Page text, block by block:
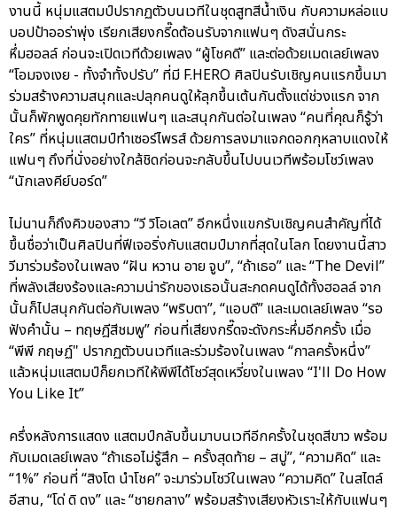
งานนี้ หนุ่มแสตมป์ปรากฏตัวบนเวทีในชุดสูทสีน้ำเงิน กับความหล่อแบ
บอปป้าออร่าพุ่ง เรียกเสียงกรี๊ดต้อนรับจากแฟนๆ ดังสนั่นกระ
หึ่มฮอลล์ ก่อนจะเปิดเวทีด้วยเพลง “ผู้โชคดี” และต่อด้วยเมดเลย์เพลง
“โอมจงเงย - ทั้งจำทั้งปรับ” ที่มี F.HERO ศิลปินรับเชิญคนแรกขึ้นมา
ร่วมสร้างความสนุกและปลุกคนดูให้ลุกขึ้นเต้นกันตั้งแต่ช่วงแรก จาก
นั้นก็พักพูดคุยทักทายแฟนๆ และสนุกกันต่อในเพลง “คนที่คุณก็รู้ว่า
ใคร” ที่หนุ่มแสตมป์ทำเซอร์ไพรส์ ด้วยการลงมาแจกดอกกุหลาบแดงให้
แฟนๆ ถึงที่นั่งอย่างใกล้ชิดก่อนจะกลับขึ้นไปบนเวทีพร้อมโชว์เพลง
“นักเลงคีย์บอร์ด”
ไม่นานก็ถึงคิวของสาว “วี วิโอเลต” อีกหนึ่งแขกรับเชิญคนสำคัญที่ได้
ขึ้นชื่อว่าเป็นศิลปินที่ฟีเจอริ่งกับแสตมป์มากที่สุดในโลก โดยงานนี้สาว
วีมาร่วมร้องในเพลง “ฝัน หวาน อาย จูบ”, “ถ้าเธอ” และ “The Devil”
ที่พลังเสียงร้องและความน่ารักของเธอนั้นสะกดคนดูได้ทั้งฮอลล์ จาก
นั้นก็ไปสนุกกันต่อกับเพลง “พริบตา”, “แอบดี” และเมดเลย์เพลง “รอ
ฟังคำนั้น – ทฤษฎีสีชมพู” ก่อนที่เสียงกรี๊ดจะดังกระหึ่มอีกครั้ง เมื่อ
“พีพี กฤษฏ์" ปรากฏตัวบนเวทีและร่วมร้องในเพลง “กาลครั้งหนึ่ง”
แล้วหนุ่มแสตมป์ก็ยกเวทีให้พีพีได้โชว์สุดเหวี่ยงในเพลง “I'll Do How
You Like It”
ครึ่งหลังการแสดง แสตมป์กลับขึ้นมาบนเวทีอีกครั้งในชุดสีขาว พร้อม
กับเมดเลย์เพลง “ถ้าเธอไม่รู้สึก – ครั้งสุดท้าย – สบู่”, “ความคิด” และ
“1%” ก่อนที่ “สิงโต นำโชค” จะมาร่วมโชว์ในเพลง “ความคิด” ในสไตล์
อีสาน, “โด่ ดิ ดง” และ “ชายกลาง” พร้อมสร้างเสียงหัวเราะให้กับแฟนๆ